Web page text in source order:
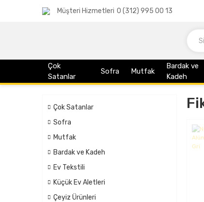
Müşteri Hizmetleri 0 (312) 995 00 13
Çok
Satanlar
Sofra Mutfak
Bardak ve
Kadeh
Çok Satanlar
Sofra
Mutfak
Bardak ve Kadeh
Ev Tekstili
Küçük Ev Aletleri
Çeyiz Ürünleri